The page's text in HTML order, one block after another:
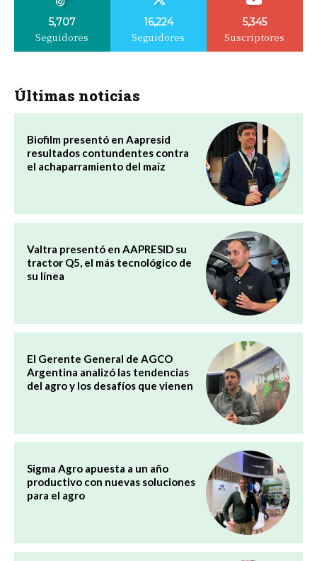
5,707
Seguidores
16,224
Seguidores
5,345
Suscriptores
Últimas noticias
Biofilm presentó en Aapresid
resultados contundentes contra
el achaparramiento del maíz
Valtra presentó en AAPRESID su
tractor Q5, el más tecnológico de
su línea
El Gerente General de AGCO
Argentina analizó las tendencias
del agro y los desafíos que vienen
Sigma Agro apuesta a un año
productivo con nuevas soluciones
para el agro